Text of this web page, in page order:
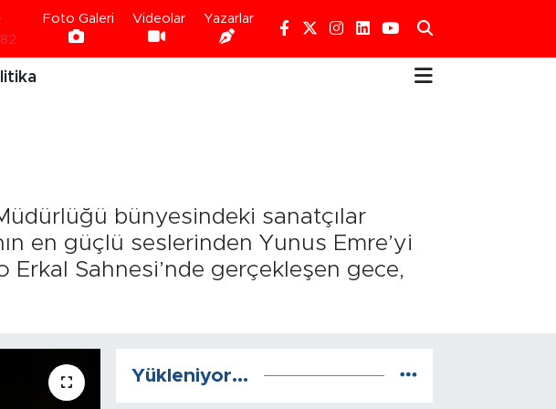
Foto Galeri Videolar Yazarlar
bünyesindeki sanatçılar
en güçlü seslerinden Yunus Emre’yi
Sahnesi’nde gerçekleşen gece,
Yükleniyor...